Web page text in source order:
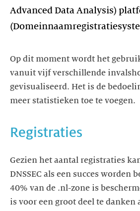
Advanced Data Analysis)
Op dit moment wordt het gebruik
vanuit vijf verschillende
gevisualiseerd. Het is de
meer statistieken toe te voegen.
Registraties
Gezien het aantal registraties
DNSSEC als een succes worden
40% van de .nl-zone is
is voor een groot deel te danken